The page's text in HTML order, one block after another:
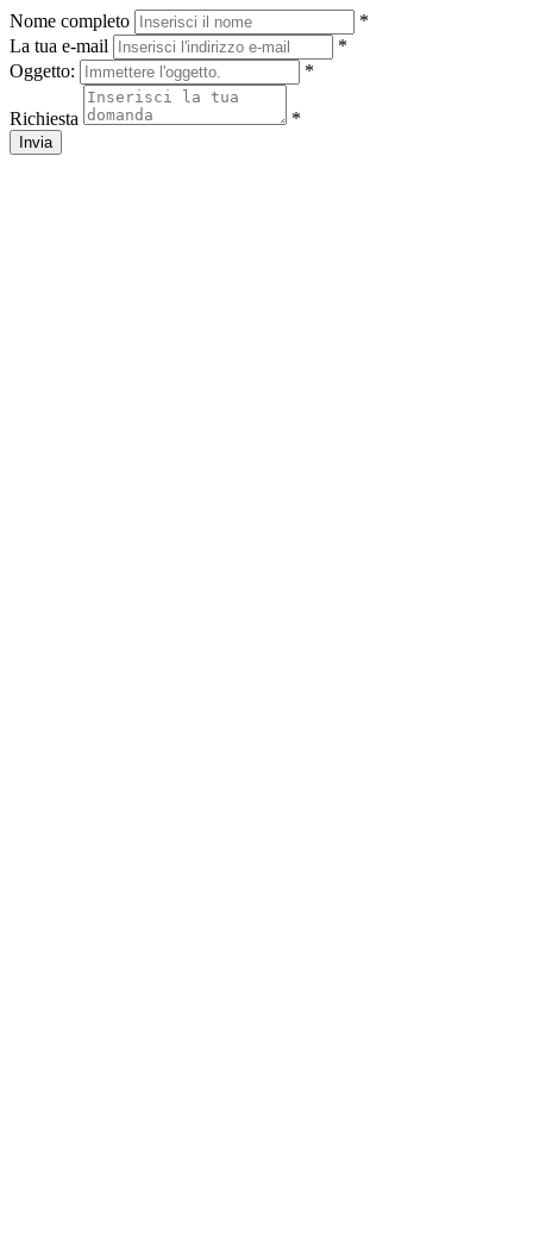
Nome completo
*
La tua e-mail
*
Oggetto:
*
Richiesta *